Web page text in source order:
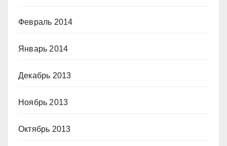
Февраль 2014
Январь 2014
Декабрь 2013
Ноябрь 2013
Октябрь 2013